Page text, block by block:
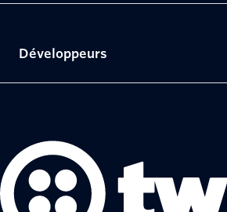
Développeurs